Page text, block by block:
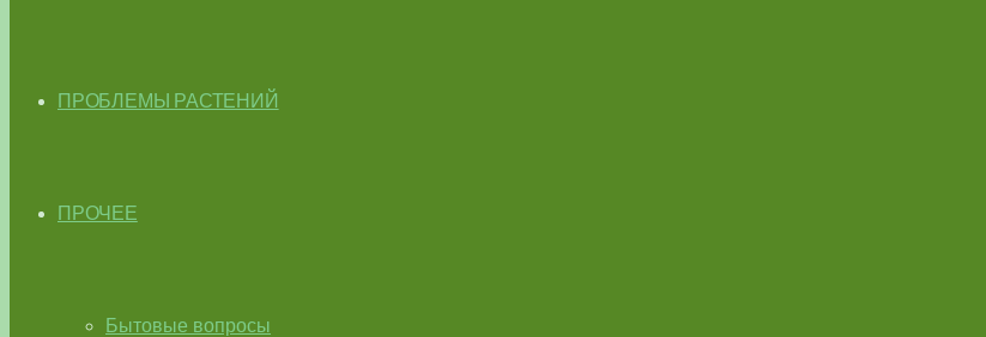
ПРОБЛЕМЫ РАСТЕНИЙ
ПРОЧЕЕ
Бытовые вопросы